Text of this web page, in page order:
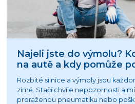
Najeli jste do výmolu?
na autě a kdy pomůže
Rozbité silnice a výmoly jsou
zimě. Stačí chvíle nepozornosti a
proraženou pneumatiku nebo